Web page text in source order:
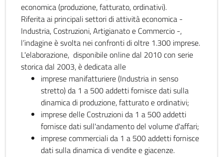
economica (produzione, fatturato, ordinativi).
Riferita ai principali settori di attività economica -
Industria, Costruzioni, Artigianato e Commercio -,
l’indagine è svolta nei confronti di oltre 1.300 imprese.
L'elaborazione, disponibile online dal 2010 con serie
storica dal 2003, è dedicata alle
imprese manifatturiere (Industria in senso
stretto) da 1 a 500 addetti fornisce dati sulla
dinamica di produzione, fatturato e ordinativi;
imprese delle Costruzioni da 1 a 500 addetti
fornisce dati sull'andamento del volume d'affari;
imprese commerciali da 1 a 500 addetti fornisce
dati sulla dinamica di vendite e giacenze.